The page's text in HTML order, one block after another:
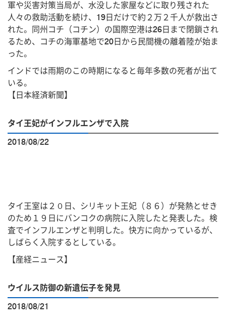
軍や災害対策当局が、水没した家屋などに取り残された
人々の救助活動を続け、19日だけで約２万２千人が救出さ
れた。同州コチ（コチン）の国際空港は26日まで閉鎖され
るため、コチの海軍基地で20日から民間機の離着陸が始ま
った。
インドでは雨期のこの時期になると毎年多数の死者が出て
いる。
【日本経済新聞】
タイ王妃がインフルエンザで入院
2018/08/22
タイ王室は２０日、シリキット王妃（８６）が発熱とせき
のため１９日にバンコクの病院に入院したと発表した。検
査でインフルエンザと判明した。快方に向かっているが、
しばらく入院するとしている。
【産経ニュース】
ウイルス防御の新遺伝子を発見
2018/08/21